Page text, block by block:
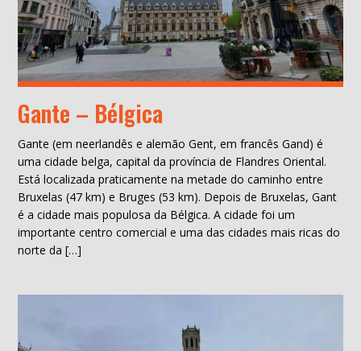
Gante – Bélgica
Gante (em neerlandês e alemão Gent, em francês Gand) é
uma cidade belga, capital da província de Flandres Oriental.
Está localizada praticamente na metade do caminho entre
Bruxelas (47 km) e Bruges (53 km). Depois de Bruxelas, Gant
é a cidade mais populosa da Bélgica. A cidade foi um
importante centro comercial e uma das cidades mais ricas do
norte da […]